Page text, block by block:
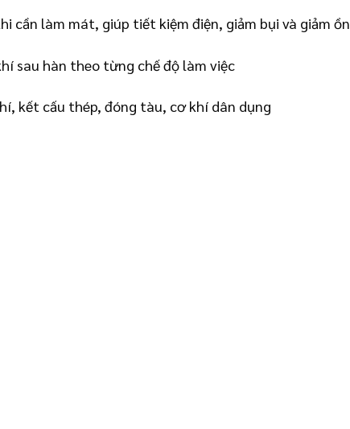
cần làm mát, giúp tiết kiệm điện, giảm bụi và giảm ồn
sau hàn theo từng chế độ làm việc
kết cấu thép, đóng tàu, cơ khí dân dụng